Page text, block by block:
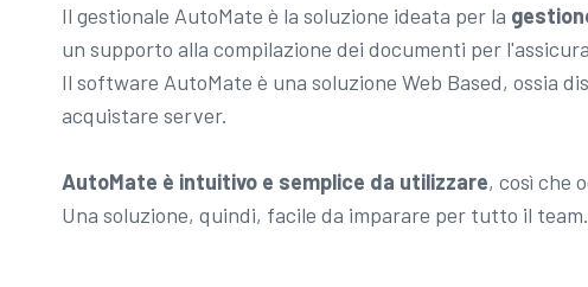
Il gestionale AutoMate è la soluzione ideata per la
un supporto alla compilazione dei documenti per
Il software AutoMate è una soluzione Web Based, ossia
acquistare server.
AutoMate è intuitivo e semplice da utilizzare, così che
Una soluzione, quindi, facile da imparare per tutto il team.